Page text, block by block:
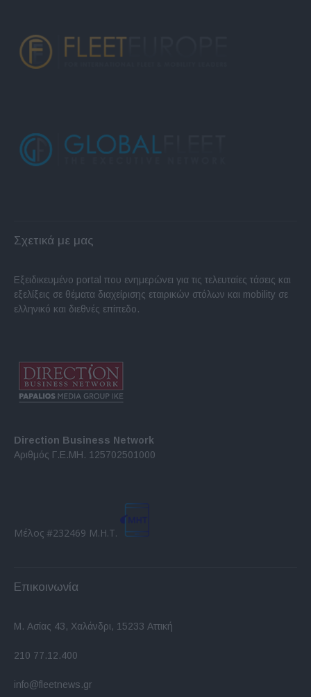
Σχετικά με μας
Εξειδικευμένο portal που ενημερώνει για τις τελευταίες τάσεις και
εξελίξεις σε θέματα διαχείρισης εταιρικών στόλων και mobility σε
ελληνικό και διεθνές επίπεδο.
Direction Business Network
Αριθμός Γ.Ε.ΜΗ. 125702501000
Μέλος #232469 Μ.Η.Τ.
Επικοινωνία
Μ. Ασίας 43, Χαλάνδρι, 15233 Αττική
210 77.12.400
info@fleetnews.gr